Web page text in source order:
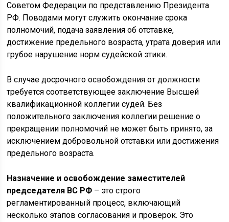
Советом Федерации по представлению Президента
РФ. Поводами могут служить окончание срока
полномочий, подача заявления об отставке,
достижение предельного возраста, утрата доверия или
грубое нарушение норм судейской этики.
В случае досрочного освобождения от должности
требуется соответствующее заключение Высшей
квалификационной коллегии судей. Без
положительного заключения коллегии решение о
прекращении полномочий не может быть принято, за
исключением добровольной отставки или достижения
предельного возраста.
Назначение и освобождение заместителей
председателя ВС РФ – это строго
регламентированный процесс, включающий
несколько этапов согласования и проверок. Это